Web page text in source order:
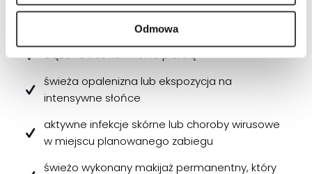
Odmowa
tym:
ciąża i okres karmienia piersią
świeża opalenizna lub ekspozycja na
intensywne słońce
aktywne infekcje skórne lub choroby wirusowe
w miejscu planowanego zabiegu
świeżo wykonany makijaż permanentny, który